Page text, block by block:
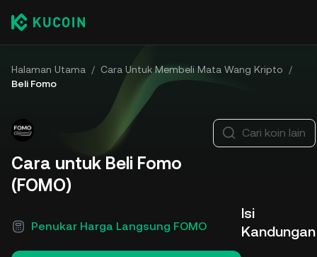
Halaman Utama / Cara Untuk Membeli Mata Wang Kripto
/
Beli Fomo
Cara untuk Beli Fomo
(FOMO)
Penukar Harga Langsung FOMO
Cari koin lain
Isi
Kandungan